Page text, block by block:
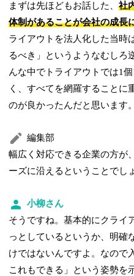
まずは先ほどもお話した、社
体制があることが会社の成長
ライアウトを法人化した当時
るべき」というようなむしろ
んな中でトライアウトでは1
く、すべてを網羅することに
のが良かったんだと思います。
編集部
幅広く対応できる企業の方が
ーズに沿えるということでし
小柳さん
そうですね。基本的にクライ
っとしているというか、明確
けではないんですよ。なので
これもできる」という姿勢を